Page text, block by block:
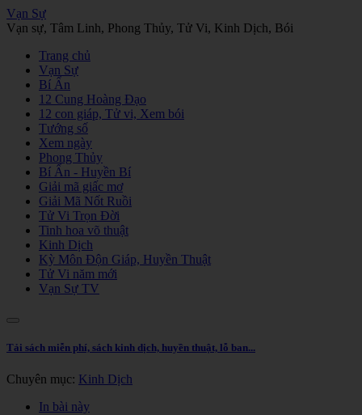
Vạn Sự
Vạn sự, Tâm Linh, Phong Thủy, Tử Vi, Kinh Dịch, Bói
Trang chủ
Vạn Sự
Bí Ẩn
12 Cung Hoàng Đạo
12 con giáp, Tử vi, Xem bói
Tướng số
Xem ngày
Phong Thủy
Bí Ẩn - Huyền Bí
Giải mã giấc mơ
Giải Mã Nốt Ruồi
Tử Vi Trọn Đời
Tinh hoa võ thuật
Kinh Dịch
Kỳ Môn Độn Giáp, Huyền Thuật
Tử Vi năm mới
Vạn Sự TV
Tải sách miễn phí, sách kinh dịch, huyền thuật, lỗ ban...
Chuyên mục: Kinh Dịch
In bài này